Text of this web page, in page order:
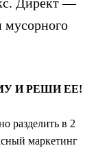
мусорного
И РЕШИ ЕЕ!
разделить в 2
маркетинг